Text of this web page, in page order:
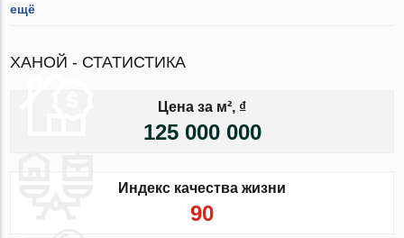
ещё
ХАНОЙ - СТАТИСТИКА
Цена за м², ₫
125 000 000
Индекс качества жизни
90